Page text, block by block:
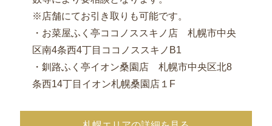
※店舗にてお引き取りも可能です。
・お菜屋ふく亭ココノススキノ店 札幌市中央
区南4条西4丁目ココノススキノB1
・釧路ふく亭イオン桑園店 札幌市中央区北8
条西14丁目イオン札幌桑園店１F